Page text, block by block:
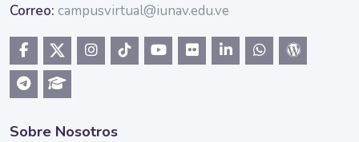
Correo: campusvirtual@iunav.edu.ve
Sobre Nosotros